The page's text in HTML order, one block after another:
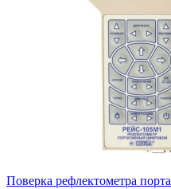
Поверка рефлектометра